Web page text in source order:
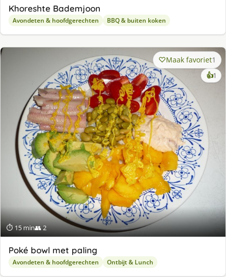
Khoreshte Bademjoon
Avondeten & hoofdgerechten BBQ & buiten koken
⏱ 15 min👥 2
Maak favoriet1
👍1
Poké bowl met paling
Avondeten & hoofdgerechten Ontbijt & Lunch